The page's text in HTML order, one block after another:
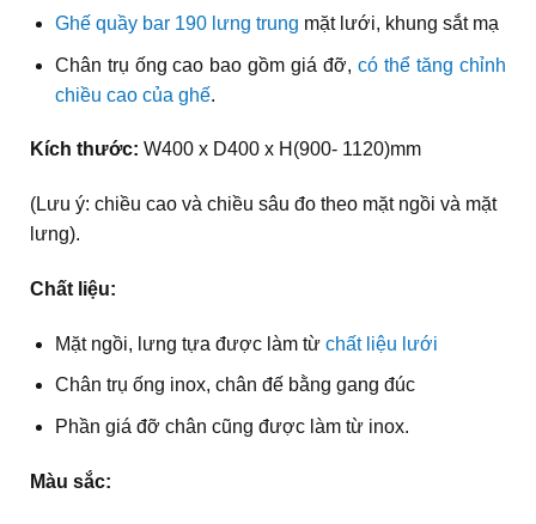
Ghế quầy bar 190 lưng trung mặt lưới, khung sắt mạ
Chân trụ ống cao bao gồm giá đỡ,có thể tăng chỉnh
chiều cao của ghế.
Kích thước: W400 x D400 x H(900- 1120)mm
(Lưu ý: chiều cao và chiều sâu đo theo mặt ngồi và mặt
lưng).
Chất liệu:
Mặt ngồi, lưng tựa được làm từ chất liệu lưới
Chân trụ ống inox, chân đế bằng gang đúc
Phần giá đỡ chân cũng được làm từ inox.
Màu sắc: